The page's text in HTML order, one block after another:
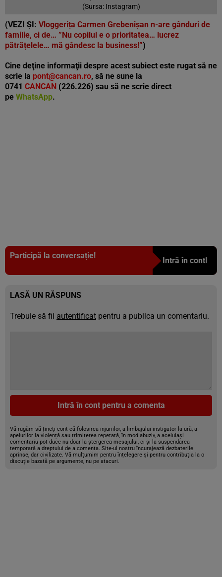
(Sursa: Instagram)
(VEZI ȘI: Vloggerița Carmen Grebenișan n-are gânduri de
familie, ci de… ”Nu copilul e o prioritatea… lucrez
pătrățelele… mă gândesc la business!”)
Cine deţine informaţii despre acest subiect este rugat să ne
scrie la pont@cancan.ro, să ne sune la
0741 CANCAN (226.226) sau să ne scrie direct
pe WhatsApp.
Participă la conversație!
Intră în cont!
LASĂ UN RĂSPUNS
Trebuie să fii autentificat pentru a publica un comentariu.
Intră în cont pentru a comenta
Vă rugăm să țineți cont că folosirea injuriilor, a limbajului instigator la ură, a
apelurilor la violență sau trimiterea repetată, în mod abuziv, a aceluiași
comentariu pot duce nu doar la ștergerea mesajului, ci și la suspendarea
temporară a dreptului de a comenta. Site-ul nostru încurajează dezbaterile
aprinse, dar civilizate. Vă mulțumim pentru înțelegere și pentru contribuția la o
discuție bazată pe argumente, nu pe atacuri.